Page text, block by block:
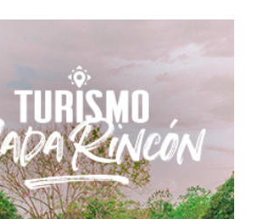
Don't miss
out!
Sing up for our newsletter
to stay in the loop.